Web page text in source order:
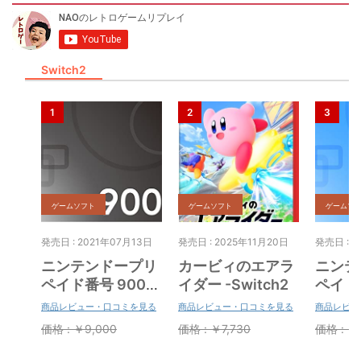
Switch2
ゲームソフト
発売日 : 2021年07月13日
ニンテンドープリ
ペイド番号 9000
円|オンラインコー
ド版
商品レビュー・口コミを見る
価格 : ￥9,000
ゲームソフト
発売日 : 2025年11月20日
カービィのエアラ
イダー -Switch2
商品レビュー・口コミを見る
価格 : ￥7,730
ゲームソ
発売日 :
ニン
ペイ
円|オ
ド版
商品レビ
価格 :